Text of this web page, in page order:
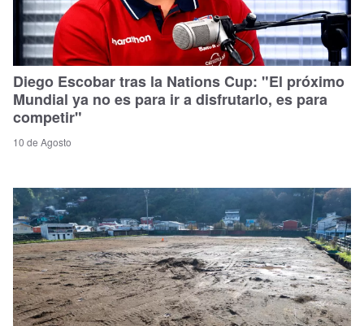
Diego Escobar tras la Nations Cup: "El próximo
Mundial ya no es para ir a disfrutarlo, es para
competir"
10 de Agosto